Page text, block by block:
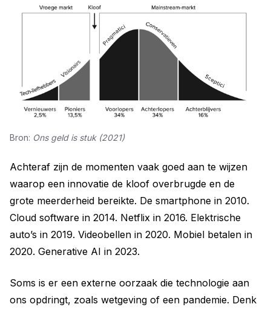
Bron: Ons geld is stuk (2021)
Achteraf zijn de momenten vaak goed aan te wijzen
waarop een innovatie de kloof overbrugde en de
grote meerderheid bereikte. De smartphone in 2010.
Cloud software in 2014. Netflix in 2016. Elektrische
auto’s in 2019. Videobellen in 2020. Mobiel betalen in
2020. Generative AI in 2023.
Soms is er een externe oorzaak die technologie aan
ons opdringt, zoals wetgeving of een pandemie. Denk